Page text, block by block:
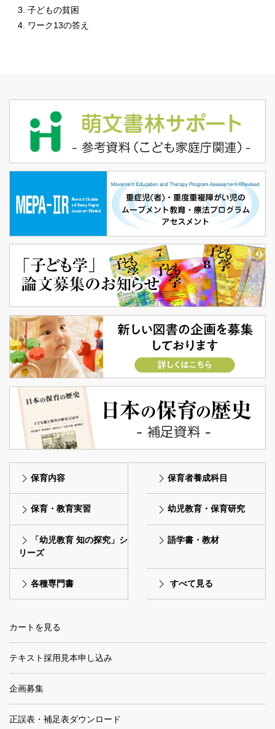
3. 子どもの貧困
4. ワーク13の答え
保育内容 保育者養成科目
保育・教育実習 幼児教育・保育研究
「幼児教育 知の探究」シ
リーズ
語学書・教材
各種専門書 すべて見る
カートを見る
テキスト採用見本申し込み
企画募集
正誤表・補足表ダウンロード